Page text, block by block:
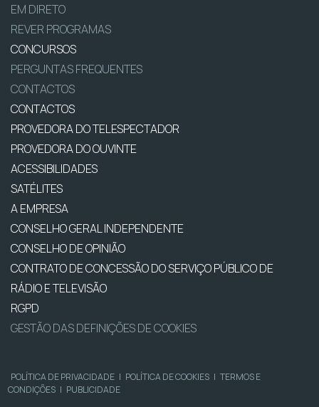
EM DIRETO
REVER PROGRAMAS
CONCURSOS
PERGUNTAS FREQUENTES
CONTACTOS
CONTACTOS
PROVEDORA DO TELESPECTADOR
PROVEDORA DO OUVINTE
ACESSIBILIDADES
SATÉLITES
A EMPRESA
CONSELHO GERAL INDEPENDENTE
CONSELHO DE OPINIÃO
CONTRATO DE CONCESSÃO DO SERVIÇO PÚBLICO DE
RÁDIO E TELEVISÃO
RGPD
GESTÃO DAS DEFINIÇÕES DE COOKIES
POLÍTICA DE PRIVACIDADE | POLÍTICA DE COOKIES | TERMOS E
CONDIÇÕES | PUBLICIDADE